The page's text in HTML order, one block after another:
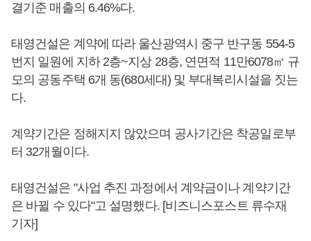
결기준 매출의 6.46%다.
태영건설은 계약에 따라 울산광역시 중구 반구동 554-5
번지 일원에 지하 2층~지상 28층, 연면적 11만6078㎡ 규
모의 공동주택 6개 동(680세대) 및 부대복리시설을 짓는
다.
계약기간은 정해지지 않았으며 공사기간은 착공일로부
터 32개월이다.
태영건설은 "사업 추진 과정에서 계약금이나 계약기간
은 바뀔 수 있다"고 설명했다. [비즈니스포스트 류수재
기자]